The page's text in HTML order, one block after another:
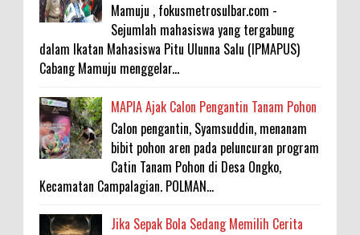
Mamuju , fokusmetrosulbar.com -
Sejumlah mahasiswa yang tergabung
dalam Ikatan Mahasiswa Pitu Ulunna Salu (IPMAPUS)
Cabang Mamuju menggelar...
MAPIA Ajak Calon Pengantin Tanam Pohon
Calon pengantin, Syamsuddin, menanam
bibit pohon aren pada peluncuran program
Catin Tanam Pohon di Desa Ongko,
Kecamatan Campalagian. POLMAN...
Jika Sepak Bola Sedang Memilih Cerita